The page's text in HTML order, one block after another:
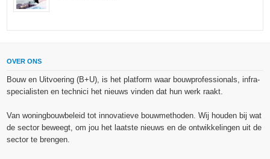
OVER ONS
Bouw en Uitvoering (B+U), is het platform waar bouwprofessionals, infra-
specialisten en technici het nieuws vinden dat hun werk raakt.
Van woningbouwbeleid tot innovatieve bouwmethoden. Wij houden bij wat
de sector beweegt, om jou het laatste nieuws en de ontwikkelingen uit de
sector te brengen.